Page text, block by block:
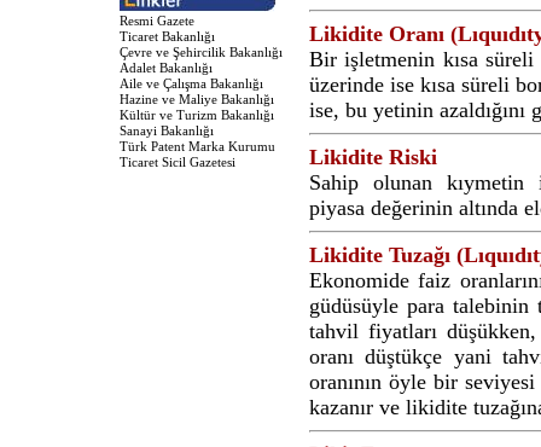
Resmi Gazete
Ticaret Bakanlığı
Çevre ve Şehircilik Bakanlığı
Adalet Bakanlığı
Aile ve Çalışma Bakanlığı
Hazine ve Maliye Bakanlığı
Kültür ve Turizm Bakanlığı
Sanayi Bakanlığı
Türk Patent Marka Kurumu
Ticaret Sicil Gazetesi
Likidite Oranı
Bir işletmenin kısa
üzerinde ise kısa süreli
ise, bu yetinin azaldığını
Likidite Riski
Sahip olunan kıymetin
piyasa değerinin altında
Likidite Tuzağı
Ekonomide faiz
güdüsüyle para talebinin
tahvil fiyatları
oranı düştükçe yani
oranının öyle bir
kazanır ve likidite